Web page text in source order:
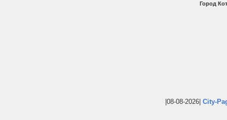
Город
|08-08-2026| City-